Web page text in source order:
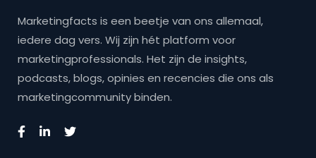
Marketingfacts is een beetje van ons allemaal,
iedere dag vers. Wij zijn hét platform voor
marketingprofessionals. Het zijn de insights,
podcasts, blogs, opinies en recencies die ons als
marketingcommunity binden.